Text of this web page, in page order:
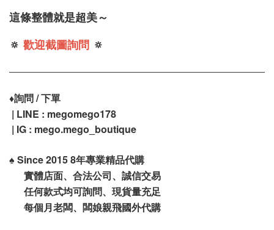
這條整體就是超美～
🔅 歡迎截圖詢問 🔅
♦️詢問 / 下單
| LINE : megomego178
| IG : mego.mego_boutique
♠️ Since 2015 8年專業精品代購
實體店面、合法公司、誠信交易
任何款式均可詢問、現貨量充足
每個月老闆、闆娘親飛國外代購